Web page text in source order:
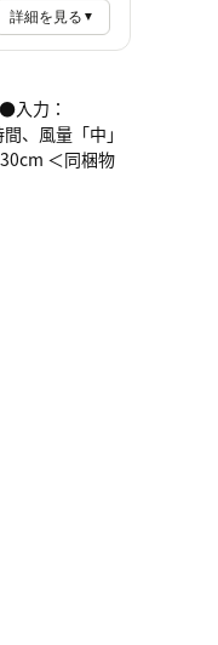
詳細を見る ▼
入力：
、風量「中」
＜同梱物